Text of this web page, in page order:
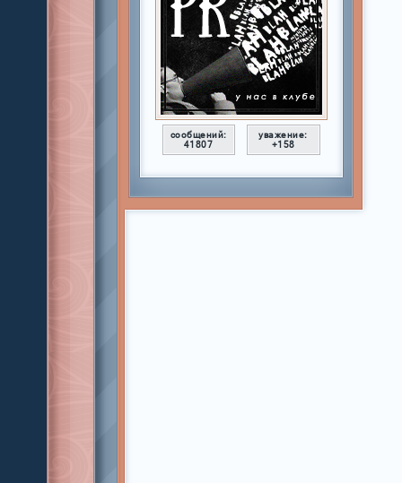
сообщений:
41807
уважение:
+158